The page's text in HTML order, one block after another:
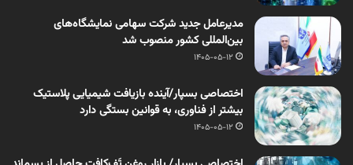
مدیرعامل جدید شرکت سهامی نمایشگاه‌های
بین‌المللی کشور منصوب شد
1405-05-12
اختصاصی بسپار/آینده بازیافت شیمیایی پلاستیک
بیشتر از فناوری، به قوانین بستگی دارد
1405-05-12